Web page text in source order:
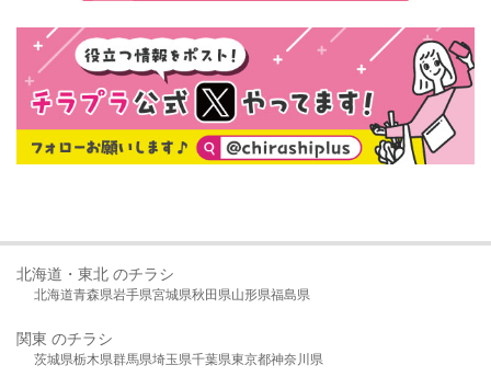
北海道・東北 のチラシ
北海道青森県岩手県宮城県秋田県山形県福島県
関東 のチラシ
茨城県栃木県群馬県埼玉県千葉県東京都神奈川県